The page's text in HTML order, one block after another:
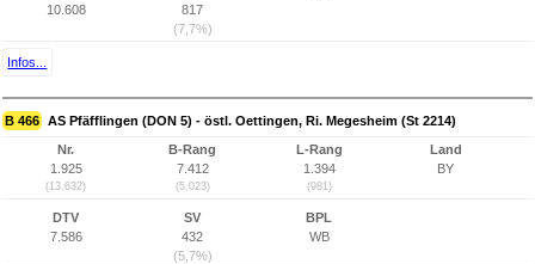
10.608
817
(7,7%)
Infos...
B 466 AS Pfäfflingen (DON 5) - östl. Oettingen, Ri. Megesheim (St 2214)
Nr.
1.925
(13.632)
B-Rang
7.412
(5.023)
L-Rang
1.394
(981)
Land
BY
DTV
7.586
SV
432
(5,7%)
BPL
WB